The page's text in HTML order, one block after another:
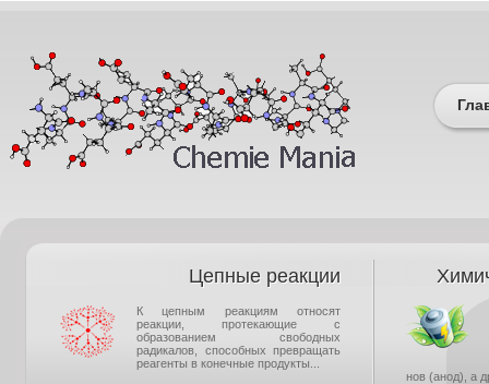
Цепные реакции
К цепным реакциям относят
реакции, протекающие с
образованием свободных
радикалов, способных превращать
реагенты в конечные продукты...
нов (анод), а